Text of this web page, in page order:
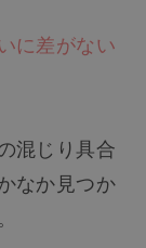
に差がない
混じり具合
なか見つか